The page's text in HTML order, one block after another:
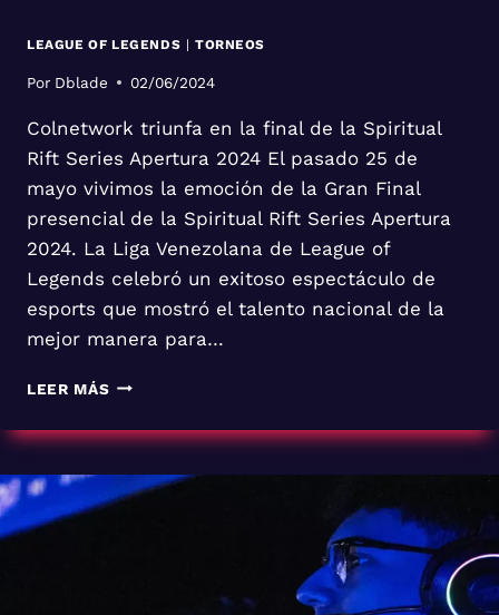
LEAGUE OF LEGENDS | TORNEOS
Por Dblade 02/06/2024
Colnetwork triunfa en la final de la Spiritual
Rift Series Apertura 2024 El pasado 25 de
mayo vivimos la emoción de la Gran Final
presencial de la Spiritual Rift Series Apertura
2024. La Liga Venezolana de League of
Legends celebró un exitoso espectáculo de
esports que mostró el talento nacional de la
mejor manera para…
LEER MÁS